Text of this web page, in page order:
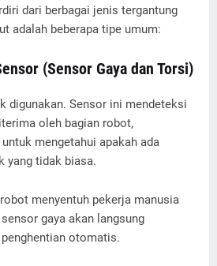
dari berbagai jenis tergantung
adalah beberapa tipe umum:
(Sensor Gaya dan Torsi)
digunakan. Sensor ini mendeteksi
oleh bagian robot,
mengetahui apakah ada
yang tidak biasa.
menyentuh pekerja manusia
gaya akan langsung
otomatis.